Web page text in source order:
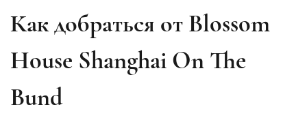
Как добраться от Blossom
House Shanghai On The
Bund